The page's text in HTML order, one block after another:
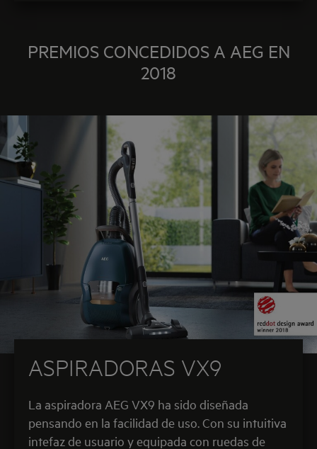
PREMIOS CONCEDIDOS A AEG EN
2018
ASPIRADORAS VX9
La aspiradora AEG VX9 ha sido diseñada
pensando en la facilidad de uso. Con su intuitiva
intefaz de usuario y equipada con ruedas de